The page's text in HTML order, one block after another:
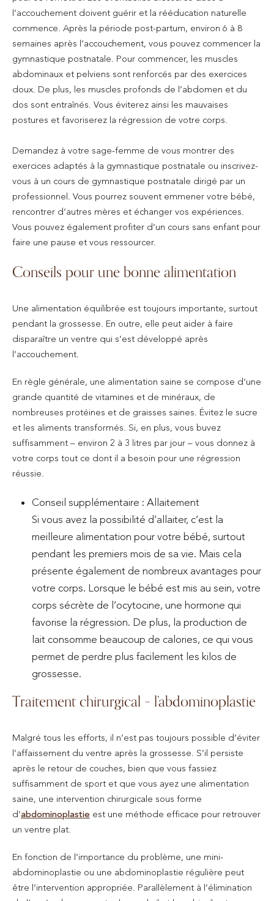
l’accouchement doivent guérir et la rééducation naturelle
commence. Après la période post-partum, environ 6 à 8
semaines après l’accouchement, vous pouvez commencer la
gymnastique postnatale. Pour commencer, les muscles
abdominaux et pelviens sont renforcés par des exercices
doux. De plus, les muscles profonds de l’abdomen et du
dos sont entraînés. Vous éviterez ainsi les mauvaises
postures et favoriserez la régression de votre corps.
Demandez à votre sage-femme de vous montrer des
exercices adaptés à la gymnastique postnatale ou inscrivez-
vous à un cours de gymnastique postnatale dirigé par un
professionnel. Vous pourrez souvent emmener votre bébé,
rencontrer d’autres mères et échanger vos expériences.
Vous pouvez également profiter d’un cours sans enfant pour
faire une pause et vous ressourcer.
Conseils pour une bonne alimentation
Une alimentation équilibrée est toujours importante, surtout
pendant la grossesse. En outre, elle peut aider à faire
disparaître un ventre qui s’est développé après
l’accouchement.
En règle générale, une alimentation saine se compose d’une
grande quantité de vitamines et de minéraux, de
nombreuses protéines et de graisses saines. Évitez le sucre
et les aliments transformés. Si, en plus, vous buvez
suffisamment – environ 2 à 3 litres par jour – vous donnez à
votre corps tout ce dont il a besoin pour une régression
réussie.
Conseil supplémentaire : Allaitement
Si vous avez la possibilité d’allaiter, c’est la
meilleure alimentation pour votre bébé, surtout
pendant les premiers mois de sa vie. Mais cela
présente également de nombreux avantages pour
votre corps. Lorsque le bébé est mis au sein, votre
corps sécrète de l’ocytocine, une hormone qui
favorise la régression. De plus, la production de
lait consomme beaucoup de calories, ce qui vous
permet de perdre plus facilement les kilos de
grossesse.
Traitement chirurgical – l’abdominoplastie
Malgré tous les efforts, il n’est pas toujours possible d’éviter
l’affaissement du ventre après la grossesse. S’il persiste
après le retour de couches, bien que vous fassiez
suffisamment de sport et que vous ayez une alimentation
saine, une intervention chirurgicale sous forme
d’abdominoplastie est une méthode efficace pour retrouver
un ventre plat.
En fonction de l’importance du problème, une mini-
abdominoplastie ou une abdominoplastie régulière peut
être l’intervention appropriée. Parallèlement à l’élimination